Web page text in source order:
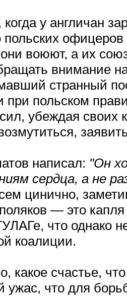
когда у англичан
польских
воюют, а их
внимание
странный
при польском
убеждая
написал: "Он
сердца, а не
цинично,
— это
что однако
коалиции.
какое счастье,
ужас, что для